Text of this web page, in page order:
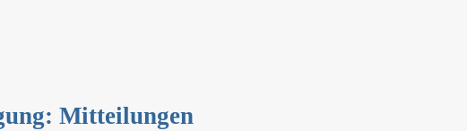
Mitteilungen